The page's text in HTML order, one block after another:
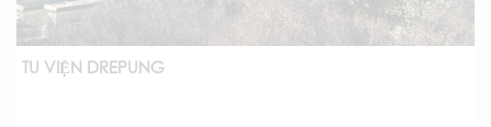
TU VIỆN DREPUNG